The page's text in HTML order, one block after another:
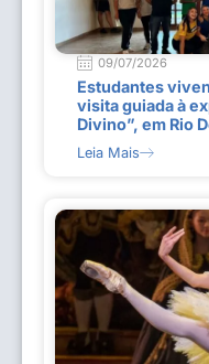
09/07/2026
Estudantes
visita guiada à
Divino”, em Rio
Leia Mais